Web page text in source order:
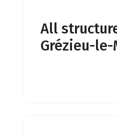
All
Grézieu-le-